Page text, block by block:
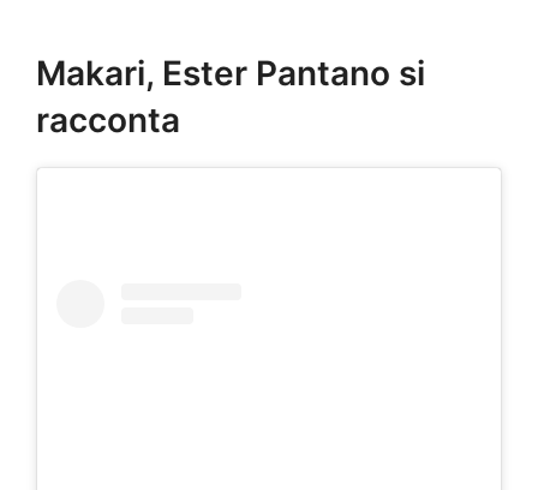
Makari, Ester Pantano si
racconta